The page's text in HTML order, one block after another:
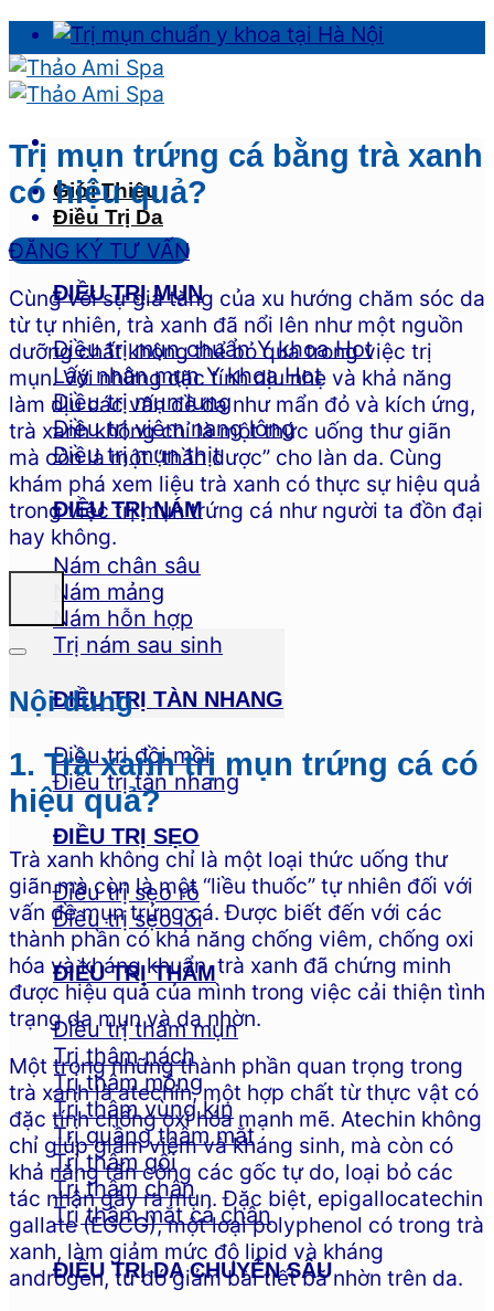
Skip
to
content
Giới Thiệu
Điều Trị Da
ĐIỀU TRỊ MỤN
Điều trị mụn chuẩn Y khoa
Lấy nhân mụn Y khoa
Điều trị mụn lưng
Điều trị viêm nang lông
Điều trị mụn thịt
ĐIỀU TRỊ NÁM
Nám chân sâu
Nám mảng
Nám hỗn hợp
Trị nám sau sinh
ĐIỀU TRỊ TÀN NHANG
Điều trị đồi mồi
Điều trị tàn nhang
ĐIỀU TRỊ SẸO
Điều trị sẹo rỗ
Điều trị sẹo lồi
ĐIỀU TRỊ THÂM
Điều trị thâm mụn
Trị thâm nách
Trị thâm mông
Trị thâm vùng kín
Trị quầng thâm mắt
Trị thâm gối
Trị thâm chân
Trị thâm mắt cá chân
ĐIỀU TRỊ DA CHUYÊN SÂU
Trị mụn trứng cá bằng trà xanh
có hiệu quả?
ĐĂNG KÝ TƯ VẤN
Cùng với sự gia tăng của xu hướng chăm sóc da
từ tự nhiên, trà xanh đã nổi lên như một nguồn
dưỡng chất không thể bỏ qua trong việc trị
mụn. Với những đặc tính dịu nhẹ và khả năng
làm dịu các vấn đề da như mẩn đỏ và kích ứng,
trà xanh không chỉ là một thức uống thư giãn
mà còn là một “thần dược” cho làn da. Cùng
khám phá xem liệu trà xanh có thực sự hiệu quả
trong việc trị mụn trứng cá như người ta đồn đại
hay không.
Nội dung
1. Trà xanh trị mụn trứng cá có
hiệu quả?
Trà xanh không chỉ là một loại thức uống thư
giãn mà còn là một “liều thuốc” tự nhiên đối với
vấn đề mụn trứng cá. Được biết đến với các
thành phần có khả năng chống viêm, chống oxi
hóa và kháng khuẩn, trà xanh đã chứng minh
được hiệu quả của mình trong việc cải thiện tình
trạng da mụn và da nhờn.
Một trong những thành phần quan trọng trong
trà xanh là atechin, một hợp chất từ thực vật có
đặc tính chống oxi hóa mạnh mẽ. Atechin không
chỉ giúp giảm viêm và kháng sinh, mà còn có
khả năng tấn công các gốc tự do, loại bỏ các
tác nhân gây ra mụn. Đặc biệt, epigallocatechin
gallate (EGCG), một loại polyphenol có trong trà
xanh, làm giảm mức độ lipid và kháng
androgen, từ đó giảm bài tiết bã nhờn trên da.